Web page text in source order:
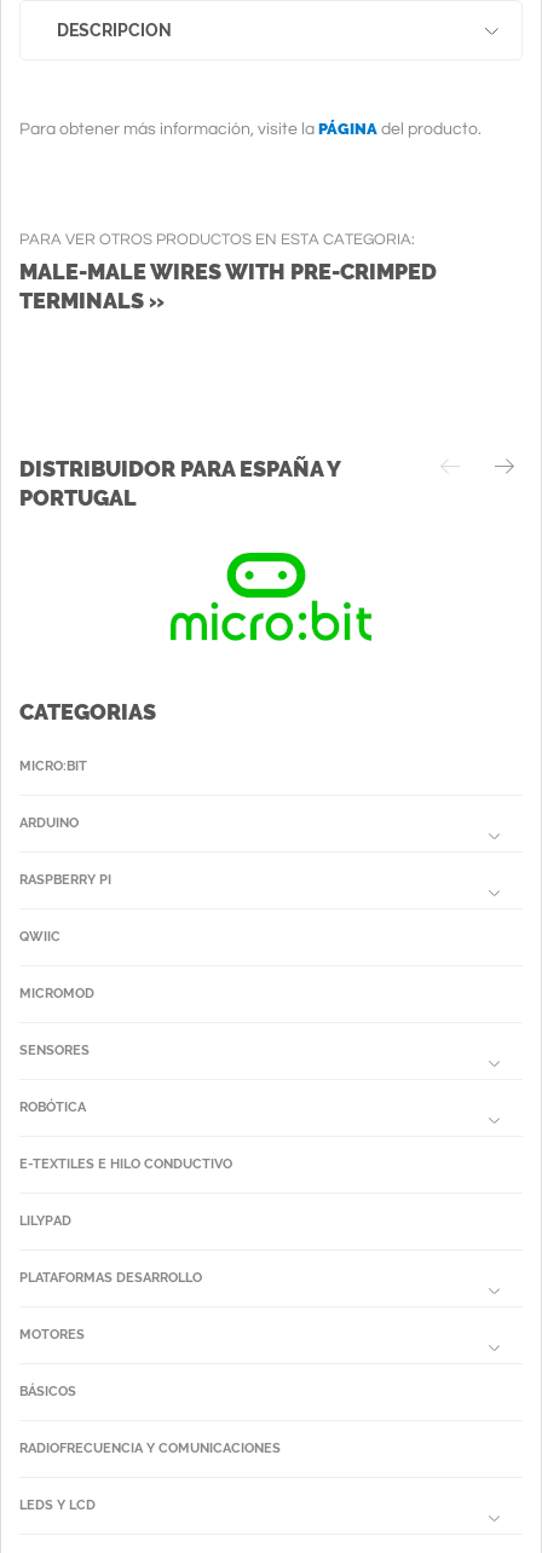
DESCRIPCION
Para obtener más información, visite la PÁGINA del producto.
PARA VER OTROS PRODUCTOS EN ESTA CATEGORIA:
MALE-MALE WIRES WITH PRE-CRIMPED
TERMINALS »
DISTRIBUIDOR PARA ESPAÑA Y
PORTUGAL
CATEGORIAS
MICRO:BIT
ARDUINO
RASPBERRY PI
QWIIC
MICROMOD
SENSORES
ROBÓTICA
E-TEXTILES E HILO CONDUCTIVO
LILYPAD
PLATAFORMAS DESARROLLO
MOTORES
BÁSICOS
RADIOFRECUENCIA Y COMUNICACIONES
LEDS Y LCD